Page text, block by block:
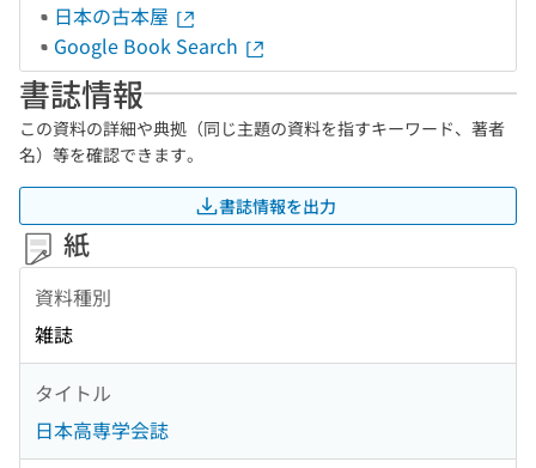
日本の古本屋
Google Book Search
書誌情報
この資料の詳細や典拠（同じ主題の資料を指すキーワード、著者
名）等を確認できます。
書誌情報を出力
紙
資料種別
雑誌
タイトル
日本高専学会誌